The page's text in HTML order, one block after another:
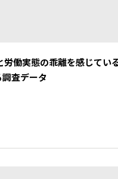
働実態の乖離を感じてい
査データ